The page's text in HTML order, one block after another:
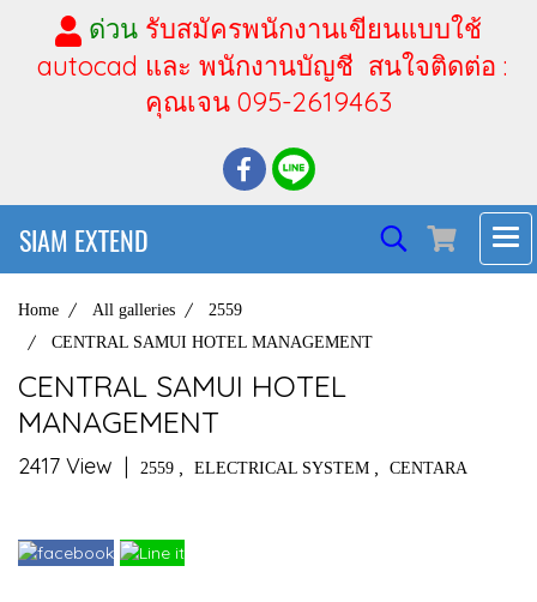
ด่วน รับสมัครพนักงานเขียนแบบใช้
autocad และ พนักงานบัญชี สนใจติดต่อ :
คุณเจน 095-2619463
SIAM EXTEND
Home All galleries
2559
CENTRAL SAMUI HOTEL MANAGEMENT
CENTRAL SAMUI HOTEL
MANAGEMENT
2417 View | 2559 , ELECTRICAL SYSTEM , CENTARA